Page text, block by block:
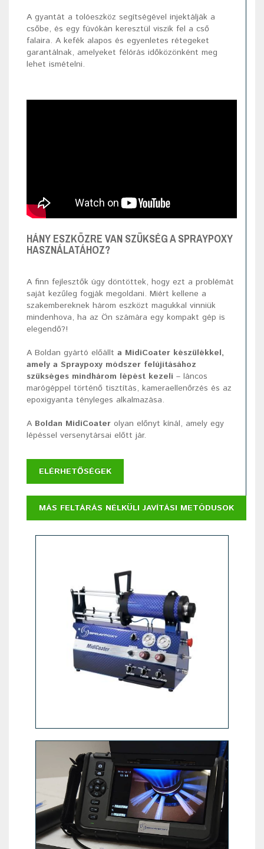
A gyantát a tolóeszköz segítségével injektálják a
csőbe, és egy fúvókán keresztül viszik fel a cső
falaira. A kefék alapos és egyenletes rétegeket
garantálnak, amelyeket félórás időközönként meg
lehet ismételni.
HÁNY ESZKÖZRE VAN SZÜKSÉG A SPRAYPOXY
HASZNÁLATÁHOZ?
A finn fejlesztők úgy döntöttek, hogy ezt a problémát
saját kezűleg fogják megoldani. Miért kellene a
szakembereknek három eszközt magukkal vinniük
mindenhova, ha az Ön számára egy kompakt gép is
elegendő?!
A Boldan gyártó előállt a MidiCoater készülékkel,
amely a Spraypoxy módszer felújításához
szükséges mindhárom lépést kezeli – láncos
marógéppel történő tisztítás, kameraellenőrzés és az
epoxigyanta tényleges alkalmazása.
A Boldan MidiCoater olyan előnyt kínál, amely egy
lépéssel versenytársai előtt jár.
ELÉRHETŐSÉGEK
MÁS FELTÁRÁS NÉLKÜLI JAVÍTÁSI METÓDUSOK